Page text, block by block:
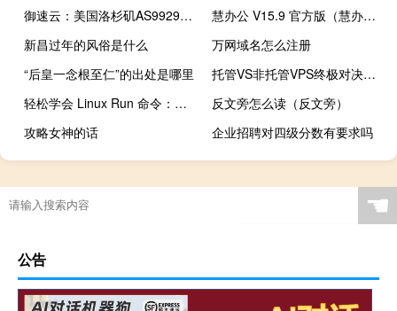
御速云：美国洛杉矶AS9929高防VPS，低至28元/月起，傲盾防御CC（200Gbps防御、三网AS9929线路）
慧办公 V15.9 官方版（慧办公 V15.9 官方版功能简介）
新昌过年的风俗是什么
万网域名怎么注册
“后皇一念根至仁”的出处是哪里
托管VS非托管VPS终极对决：一文读懂你的业务该选哪种
轻松学会 Linux Run 命令：提高工作效率（linuxrun命令）
反文旁怎么读（反文旁）
攻略女神的话
企业招聘对四级分数有要求吗
☚
公告